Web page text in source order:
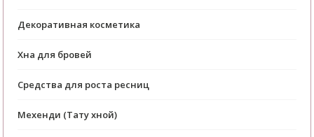
Декоративная косметика
Хна для бровей
Средства для роста ресниц
Мехенди (Тату хной)